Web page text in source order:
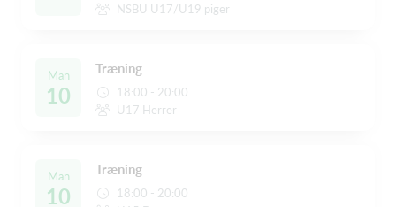
NSBU U17/U19 piger
Man
10
Træning
18:00 - 20:00
U17 Herrer
Man
10
Træning
18:00 - 20:00